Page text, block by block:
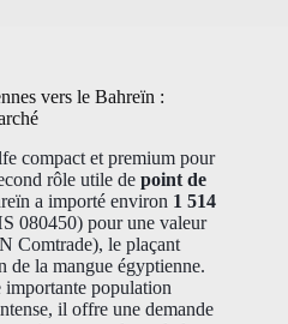
vers le Bahreïn :
compact et premium pour
rôle utile de point de
a importé environ 1 514
080450) pour une valeur
Comtrade), le plaçant
de la mangue égyptienne.
importante population
il offre une demande